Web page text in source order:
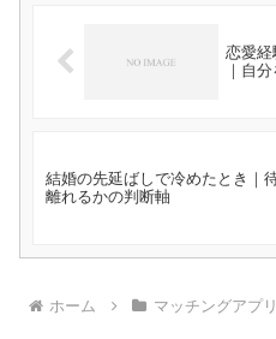
恋愛経
｜自
結婚の先延ばしで冷めたとき｜
離れるかの判断軸
ホーム マッチングアプ